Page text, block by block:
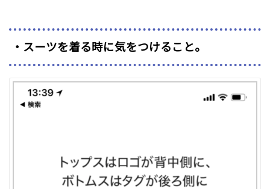
・スーツを着る時に気をつけること。